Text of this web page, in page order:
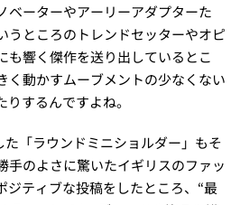
ベーターやアーリーアダプターた
うところのトレンドセッターやオピ
も響く傑作を送り出しているとこ
く動かすムーブメントの少なくない
するんですよね。
「ラウンドミニショルダー」もそ
手のよさに驚いたイギリスのファッ
ジティブな投稿をしたところ、“最